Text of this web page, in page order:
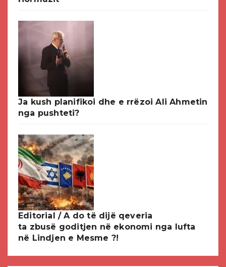
Ja kush planifikoi dhe e rrëzoi Ali Ahmetin
nga pushteti?
Editorial / A do të dijë qeveria
ta zbusë goditjen në ekonomi nga lufta
në Lindjen e Mesme ?!